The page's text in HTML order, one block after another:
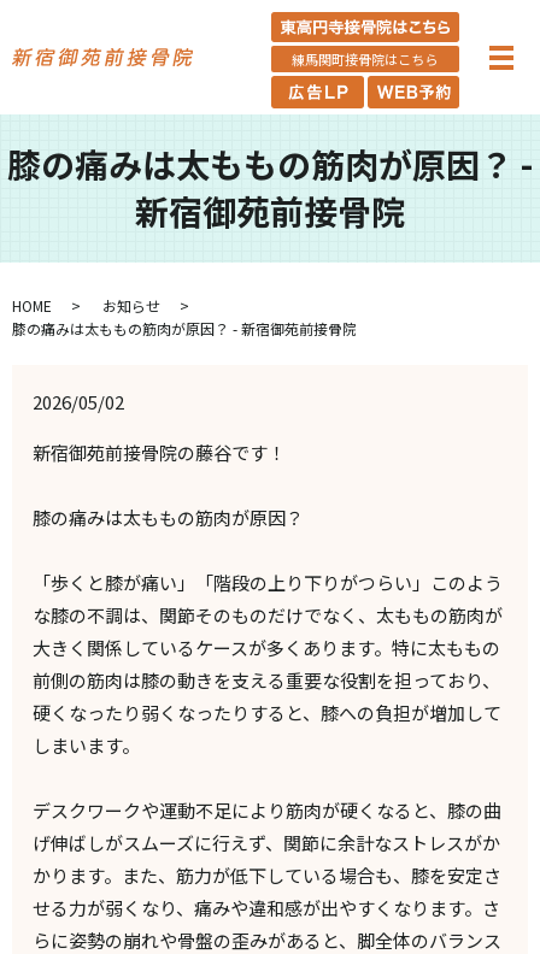
練馬関町接骨院はこちら
膝の痛みは太ももの筋肉が原因？ -
新宿御苑前接骨院
HOME
お知らせ
膝の痛みは太ももの筋肉が原因？ - 新宿御苑前接骨院
2026/05/02
新宿御苑前接骨院の藤谷です！
膝の痛みは太ももの筋肉が原因？
「歩くと膝が痛い」「階段の上り下りがつらい」このよう
な膝の不調は、関節そのものだけでなく、太ももの筋肉が
大きく関係しているケースが多くあります。特に太ももの
前側の筋肉は膝の動きを支える重要な役割を担っており、
硬くなったり弱くなったりすると、膝への負担が増加して
しまいます。
デスクワークや運動不足により筋肉が硬くなると、膝の曲
げ伸ばしがスムーズに行えず、関節に余計なストレスがか
かります。また、筋力が低下している場合も、膝を安定さ
せる力が弱くなり、痛みや違和感が出やすくなります。さ
らに姿勢の崩れや骨盤の歪みがあると、脚全体のバランス